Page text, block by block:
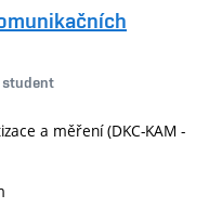
student
a měření (DKC-KAM -